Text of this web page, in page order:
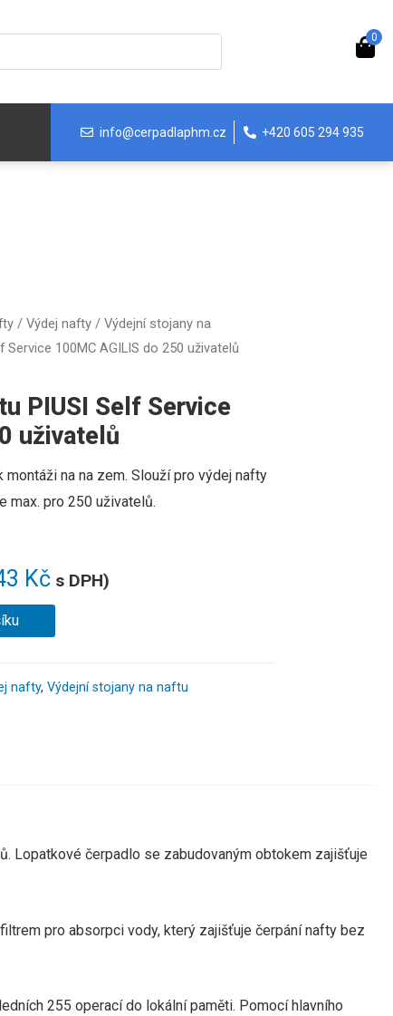
0
info@cerpadlaphm.cz +420 605 294 935
/ Výdej nafty/ Výdejní stojany na
100MC AGILIS do 250 uživatelů
PIUSI Self Service
uživatelů
Kčs DPH)
montáži na na zem. Slouží pro výdej nafty
max. pro 250 uživatelů.
nafty, Výdejní stojany na naftu
ů. Lopatkové čerpadlo se zabudovaným obtokem zajišťuje
pro absorpci vody, který zajišťuje čerpání nafty bez
255 operací do lokální paměti. Pomocí hlavního